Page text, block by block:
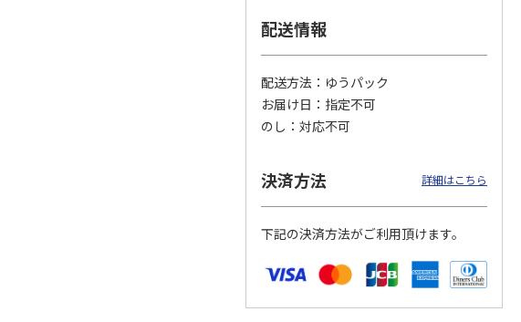
【グリーティング切
【グリーティング切
（シンプル）（110
5,500円
【のり式】110円普
ート100枚）
11,000円
(送料別)
配送情報
配送方法
ゆうパック
お届け日
指定不可
のし
対応不可
決済方法 詳細はこちら
下記の決済方法がご利用頂けます。